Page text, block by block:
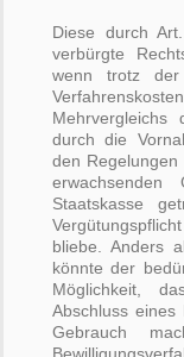
Diese durch Art.
verbürgte
wenn trotz der
Mehrvergleichs
durch die
den Regelungen
Staatskasse
bliebe. Anders
könnte der
Möglichkeit,
Abschluss
Gebrauch